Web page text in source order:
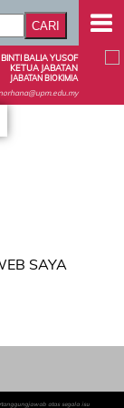
BALIA YUSOF
KETUA JABATAN
JABATAN BIOKIMIA
SAYA
atas segala isu